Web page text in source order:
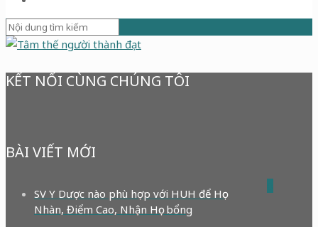
KẾT NỐI CÙNG CHÚNG TÔI
BÀI VIẾT MỚI
SV Y Dược nào phù hợp với HUH để Học
Nhàn, Điểm Cao, Nhận Học bổng